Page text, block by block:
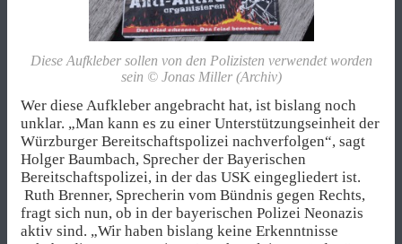
Diese Aufkleber sollen von den Polizisten verwendet worden
sein © Jonas Miller (Archiv)
Wer diese Aufkleber angebracht hat, ist bislang noch
unklar. „Man kann es zu einer Unterstützungseinheit der
Würzburger Bereitschaftspolizei nachverfolgen“, sagt
Holger Baumbach, Sprecher der Bayerischen
Bereitschaftspolizei, in der das USK eingegliedert ist.
Ruth Brenner, Sprecherin vom Bündnis gegen Rechts,
fragt sich nun, ob in der bayerischen Polizei Neonazis
aktiv sind. „Wir haben bislang keine Erkenntnisse